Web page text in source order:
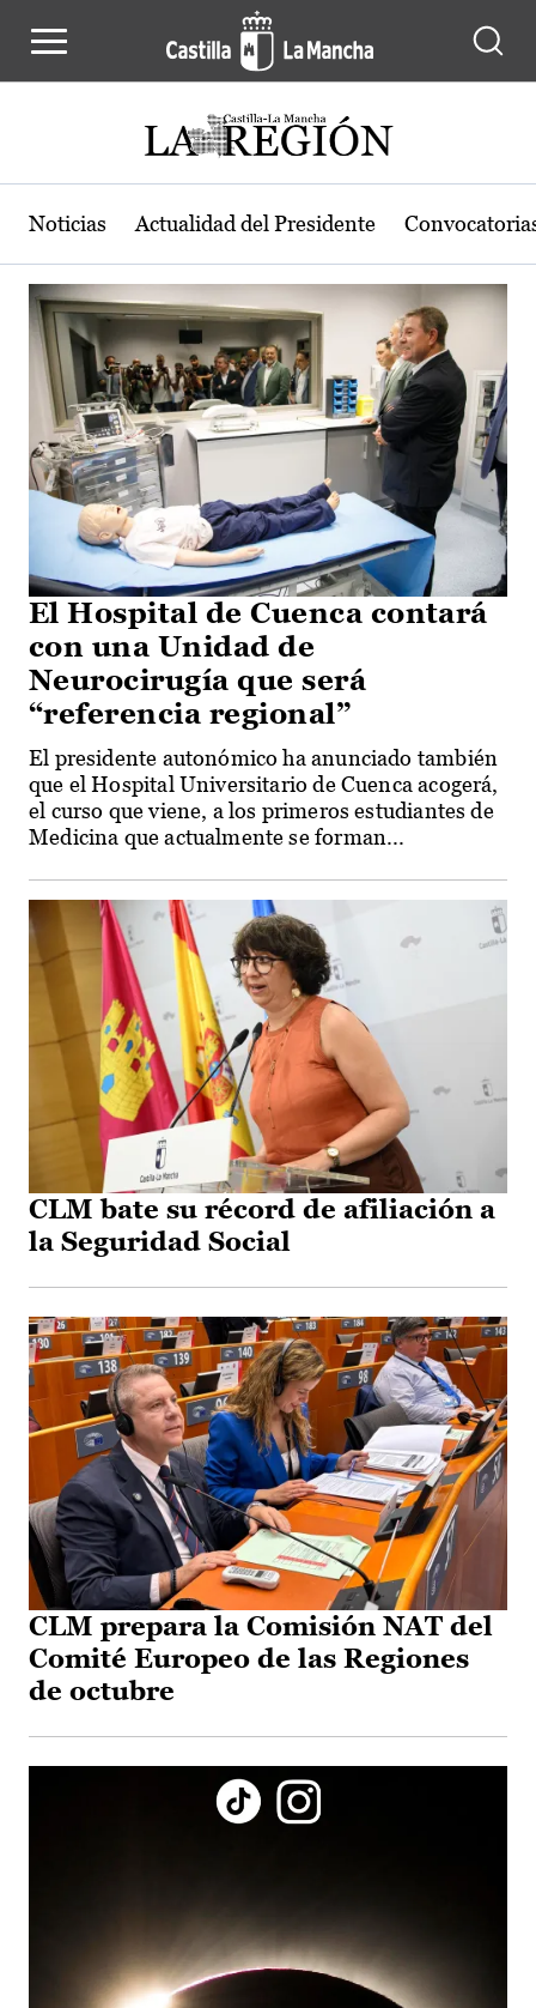
Actualidad de la región de Castilla-
Noticias Actualidad del Presidente
El Hospital de Cuenca contará
con una Unidad de
Neurocirugía que será
“referencia regional”
El presidente autonómico ha anunciado también
que el Hospital Universitario de Cuenca acogerá,
el curso que viene, a los primeros estudiantes de
Medicina que actualmente se forman...
CLM bate su récord de afiliación a
la Seguridad Social
CLM prepara la Comisión NAT del
Comité Europeo de las Regiones
de octubre